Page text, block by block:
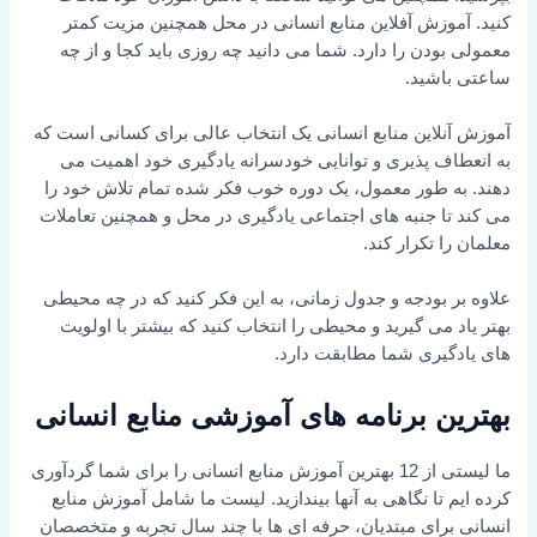
کنید. آموزش آفلاین منابع انسانی در محل همچنین مزیت کمتر
معمولی بودن را دارد. شما می دانید چه روزی باید کجا و از چه
ساعتی باشید.
آموزش آنلاین منابع انسانی یک انتخاب عالی برای کسانی است که
به انعطاف پذیری و توانایی خودسرانه یادگیری خود اهمیت می
دهند. به طور معمول، یک دوره خوب فکر شده تمام تلاش خود را
می کند تا جنبه های اجتماعی یادگیری در محل و همچنین تعاملات
معلمان را تکرار کند.
علاوه بر بودجه و جدول زمانی، به این فکر کنید که در چه محیطی
بهتر یاد می گیرید و محیطی را انتخاب کنید که بیشتر با اولویت
های یادگیری شما مطابقت دارد.
بهترین برنامه های آموزشی منابع انسانی
ما لیستی از 12 بهترین آموزش منابع انسانی را برای شما گردآوری
کرده ایم تا نگاهی به آنها بیندازید. لیست ما شامل آموزش منابع
انسانی برای مبتدیان، حرفه ای ها با چند سال تجربه و متخصصان